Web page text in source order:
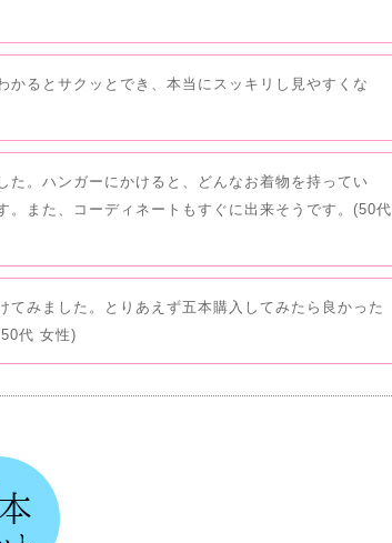
かるとサクッとでき、本当にスッキリし見やすくな
た。ハンガーにかけると、どんなお着物を持ってい
。また、コーディネートもすぐに出来そうです。(50代
てみました。とりあえず五本購入してみたら良かった
代 女性)